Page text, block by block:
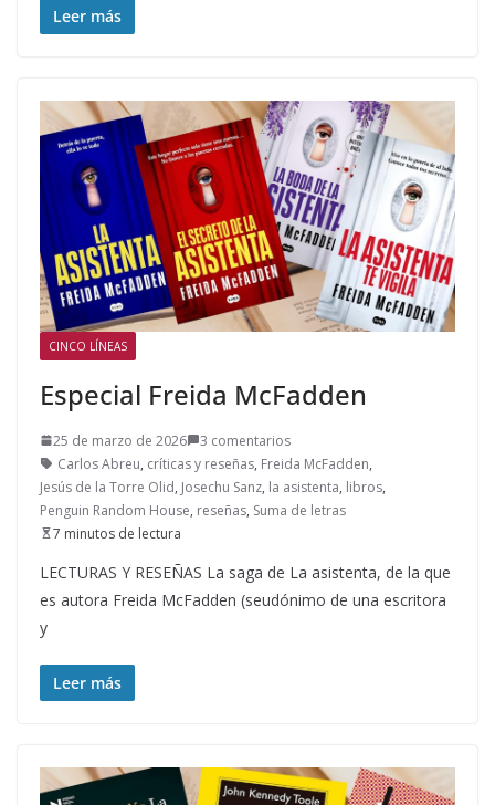
Leer más
CINCO LÍNEAS
Especial Freida McFadden
25 de marzo de 2026
3 comentarios
Carlos Abreu, críticas y reseñas, Freida McFadden,
Jesús de la Torre Olid, Josechu Sanz, la asistenta, libros,
Penguin Random House, reseñas, Suma de letras
7 minutos de lectura
LECTURAS Y RESEÑAS La saga de La asistenta, de la que
es autora Freida McFadden (seudónimo de una escritora
y
Leer más